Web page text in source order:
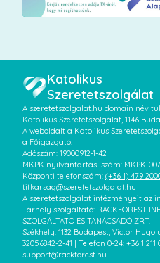
Katolikus
Szeretetszolgálat
A szeretetszolgalat.hu domain név
Katolikus Szeretetszolgálat, 1146
A weboldalt a Katolikus
a Főigazgató.
Adószám: 19000912-1-42
MKPK nyilvántartási szám: MKPK-007
Központi telefonszám: (+36 1) 479
titkarsag@szeretetszolgalat.hu
A szeretetszolgálat intézményeit az
Tárhely szolgáltató: RACKFOREST
SZOLGÁLTATÓ ÉS TANÁCSADÓ ZRT.
Székhely: 1132 Budapest, Victor Hugo
32056842-2-41 | Telefon 0-24: +36 1
support@rackforest.hu